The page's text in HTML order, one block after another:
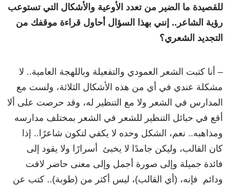
للقصيدة ما الضير من تعدد الأوعية والأشكال التي تستوعب
رؤية الشاعر.. إنني بهذا السؤال أحاول قراءة موقفك من
التجديد الشعري؟
– أنا كتبت الشعر العمودي والتفعيلة وباللهجة العامية.. لا
مشكلة عندي في أي من هذه الأشكال الثلاثة، ولست مع
المدارس في الشعر ولا مع التنظير له، وقد حرصت على ألا
أقع في حبائل التنظير للشعر في الشعر بمختلف مدارسه
ومذاهبه.. نعم، الشكل وحده لا يكفي لتكون شاعرًا.. إذا
كان القالب، وليكن جامدًا لا يخبئ أسرارًا ولا يقود إلى
فائدة جميلة وإلى صورة أجمل وإلى معنى حاضر لافت
ودائم فإنه، (أي القالب)، ليس أكثر من (طوبة).. كتب عن